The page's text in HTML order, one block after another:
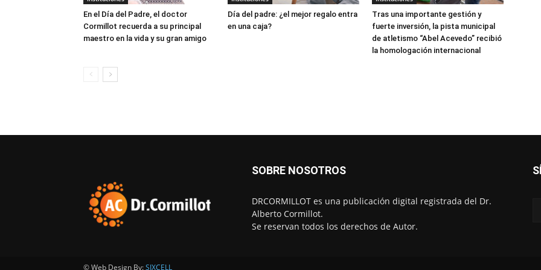
En el Día del Padre, el doctor
Cormillot recuerda a su principal
maestro en la vida y su gran amigo
Día del padre: ¿el mejor regalo entra
en una caja?
Tras una importante gestión y
fuerte inversión, la pista municipal
de atletismo “Abel Acevedo” recibió
la homologación internacional
SOBRE NOSOTROS
DRCORMILLOT es una publicación digital registrada del Dr.
Alberto Cormillot.
Se reservan todos los derechos de Autor.
© Web Design By:SIXCELL